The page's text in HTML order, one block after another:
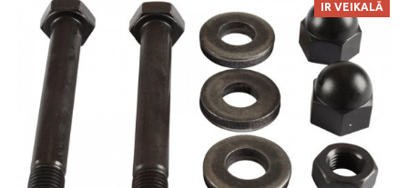
IR VEIKALĀ